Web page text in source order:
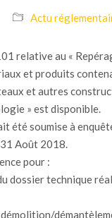
Actu
relative au «
et produits
et autres
» est disponible.
été soumise à
Août 2018.
pour :
dossier technique